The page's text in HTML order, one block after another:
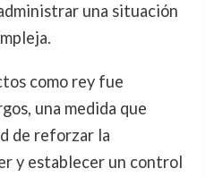
una situación
como rey fue
una medida que
de reforzar la
y establecer un control